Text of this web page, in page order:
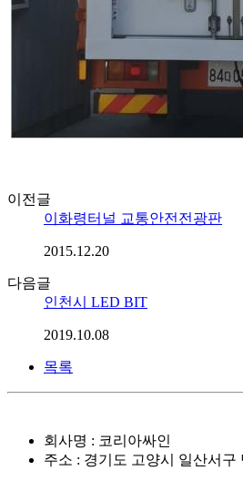
이전글
이화령터널 교통안전전광판
2015.12.20
다음글
인천시 LED BIT
2019.10.08
목록
회사명 : 코리아싸인
주소 : 경기도 고양시 일산서구